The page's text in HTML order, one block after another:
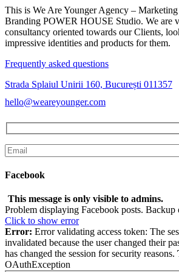
This is We Are Younger Agency –
Branding POWER HOUSE Studio. We are
consultancy oriented towards our Clients,
impressive identities and products for them.
Frequently asked questions
Strada Splaiul Unirii 160, București 011357
hello@weareyounger.com
Facebook
This message is only visible to admins.
Problem displaying Facebook posts. Backup
Click to show error
Error: Error validating access token: The
invalidated because the user changed their
has changed the session for security reasons.
OAuthException